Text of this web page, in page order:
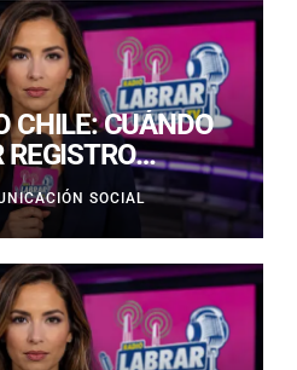
CHILE: CUÁNDO
REGISTRO
SOCIAL